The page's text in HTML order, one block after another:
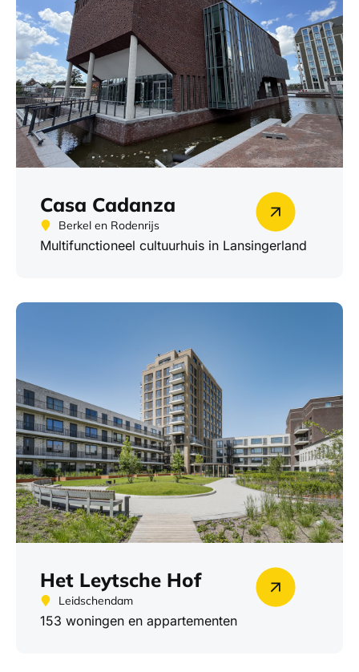
Casa Cadanza
Berkel en Rodenrijs
Multifunctioneel cultuurhuis in Lansingerland
Het Leytsche Hof
Leidschendam
153 woningen en appartementen